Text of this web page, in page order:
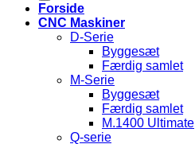
Forside
CNC Maskiner
D-Serie
Byggesæt
Færdig samlet
M-Serie
Byggesæt
Færdig samlet
M.1400 Ultimate
Q-serie